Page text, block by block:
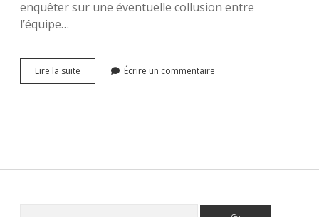
enquêter sur une éventuelle collusion entre
l’équipe…
Lire la suite
procureur
Écrire un commentaire